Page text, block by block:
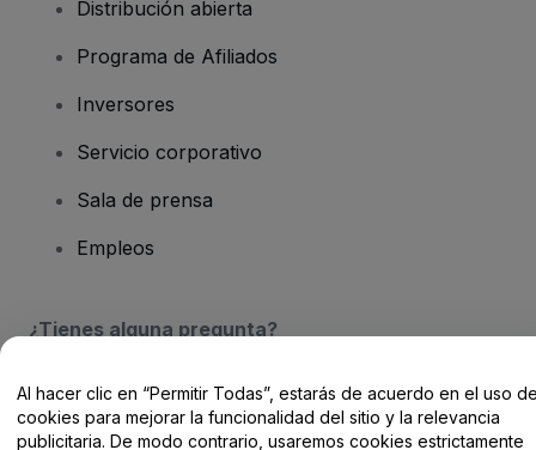
Distribución abierta
Programa de Afiliados
Inversores
Servicio corporativo
Sala de prensa
Empleos
¿Tienes alguna pregunta?
Centro de Ayuda / Contacto
Al hacer clic en “Permitir Todas”, estarás de acuerdo en el uso
cookies para mejorar la funcionalidad del sitio y la relevancia
publicitaria. De modo contrario, usaremos cookies estrictamente